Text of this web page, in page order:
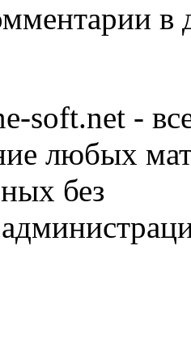
в
soft.net -
любых
без